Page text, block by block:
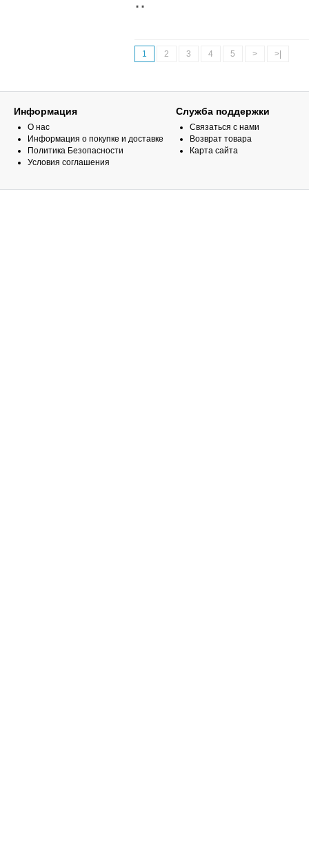
1 2 3 4 5 > >|
Информация
О нас
Информация о покупке и доставке
Политика Безопасности
Условия соглашения
Служба поддержки
Связаться с нами
Возврат товара
Карта сайта